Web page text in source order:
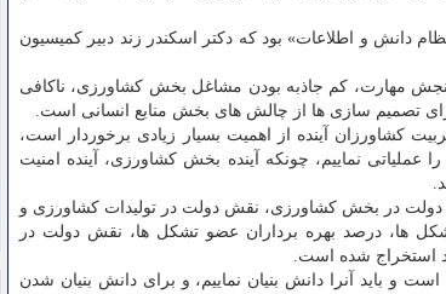
دانش و اطلاعات» بود که دکتر اسکندر زند دبیر کمیسیون
مهارت، کم جاذبه بودن مشاغل بخش کشاورزی، ناکافی
تصمیم سازی ها از چالش های بخش منابع انسانی است.
کشاورزان آینده از اهمیت بسیار زیادی برخوردار است،
عملیاتی نماییم، چونکه آینده بخش کشاورزی، آینده امنیت
دولت در بخش کشاورزی، نقش دولت در تولیدات کشاورزی و
ها، درصد بهره برداران عضو تشکل ها، نقش دولت در
استخراج شده است.
باید آنرا دانش بنیان نماییم، و برای دانش بنیان شدن